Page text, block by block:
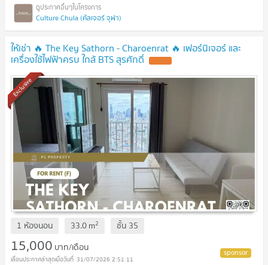
Culture Chula (คัลเจอร์ จุฬา)
ให้เช่า 🔥 The Key Sathorn - Charoenrat 🔥 เฟอร์นิเจอร์ และ
เครื่องใช้ไฟฟ้าครบ ใกล้ BTS สุรศักดิ์
Exclusive
1 ห้องนอน 33.0m2 ชั้น 35
15,000 บาท/เดือน
31/07/2026 2:51:11